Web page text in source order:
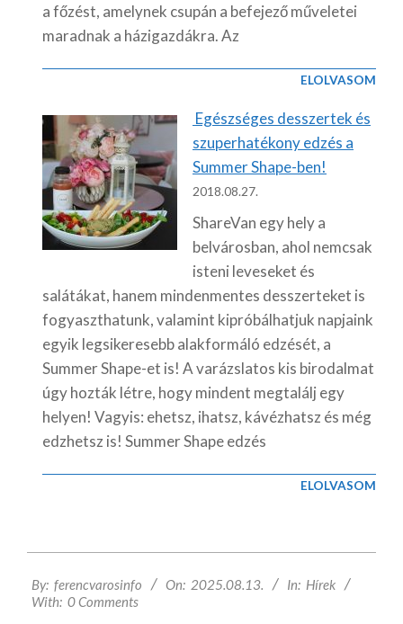
a főzést, amelynek csupán a befejező műveletei
maradnak a házigazdákra. Az
ELOLVASOM
Egészséges desszertek és
szuperhatékony edzés a
Summer Shape-ben!
2018.08.27.
ShareVan egy hely a
belvárosban, ahol nemcsak
isteni leveseket és
salátákat, hanem mindenmentes desszerteket is
fogyaszthatunk, valamint kipróbálhatjuk napjaink
egyik legsikeresebb alakformáló edzését, a
Summer Shape-et is! A varázslatos kis birodalmat
úgy hozták létre, hogy mindent megtalálj egy
helyen! Vagyis: ehetsz, ihatsz, kávézhatsz és még
edzhetsz is! Summer Shape edzés
ELOLVASOM
08-
13
By: ferencvarosinfo On: 2025.08.13. In: Hírek
With: 0 Comments